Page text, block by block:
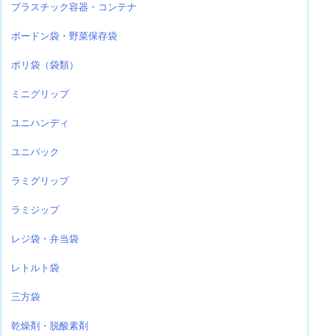
プラスチック容器・コンテナ
ボードン袋・野菜保存袋
ポリ袋（袋類）
ミニグリップ
ユニハンディ
ユニパック
ラミグリップ
ラミジップ
レジ袋・弁当袋
レトルト袋
三方袋
乾燥剤・脱酸素剤